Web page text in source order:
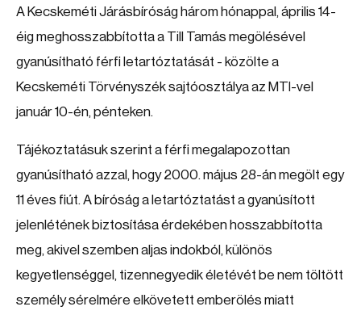
A Kecskeméti Járásbíróság három hónappal, április 14-
éig meghosszabbította a Till Tamás megölésével
gyanúsítható férfi letartóztatását - közölte a
Kecskeméti Törvényszék sajtóosztálya az MTI-vel
január 10-én, pénteken.
Tájékoztatásuk szerint a férfi megalapozottan
gyanúsítható azzal, hogy 2000. május 28-án megölt egy
11 éves fiút. A bíróság a letartóztatást a gyanúsított
jelenlétének biztosítása érdekében hosszabbította
meg, akivel szemben aljas indokból, különös
kegyetlenséggel, tizennegyedik életévét be nem töltött
személy sérelmére elkövetett emberölés miatt